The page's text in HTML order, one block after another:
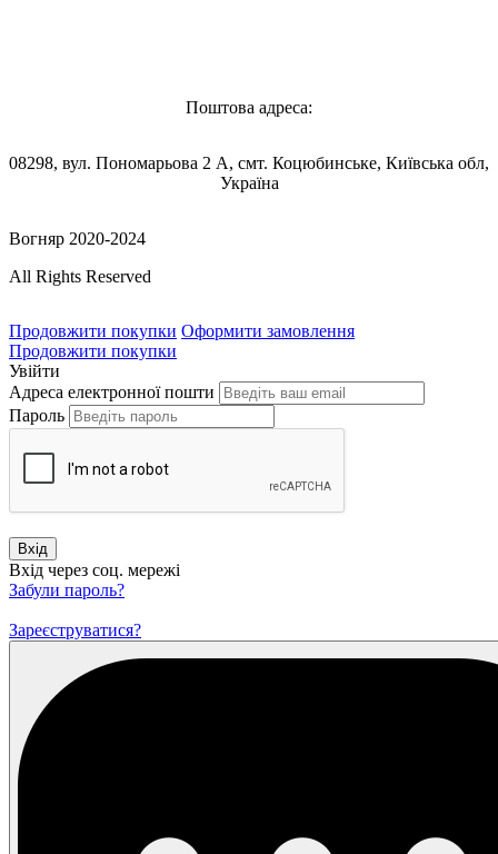
Поштова адреса:
08298, вул. Пономарьова 2 А, смт. Коцюбинське, Київська обл,
Україна
Вогняр 2020-2024
All Rights Reserved
Продовжити покупки Оформити замовлення
Продовжити покупки
Увійти
Адреса електронної пошти
Пароль
Вхід
Вхід через соц. мережі
Забули пароль?
Зареєструватися?